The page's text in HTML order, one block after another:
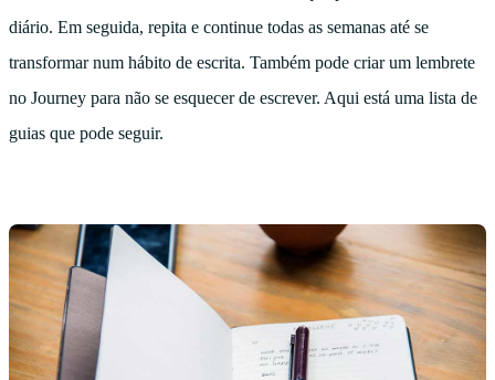
diário. Em seguida, repita e continue todas as semanas até se
transformar num hábito de escrita. Também pode criar um lembrete
no Journey para não se esquecer de escrever. Aqui está uma lista de
guias que pode seguir.